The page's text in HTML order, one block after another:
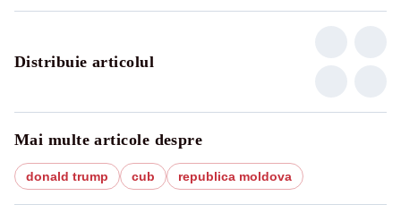
Distribuie articolul
Mai multe articole despre
donald trump cub republica moldova